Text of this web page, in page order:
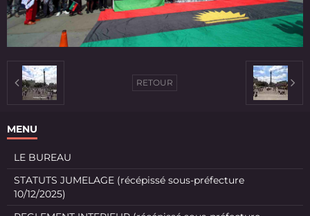
RETOUR
MENU
LE BUREAU
STATUTS JUMELAGE (récépissé sous-préfecture
10/12/2025)